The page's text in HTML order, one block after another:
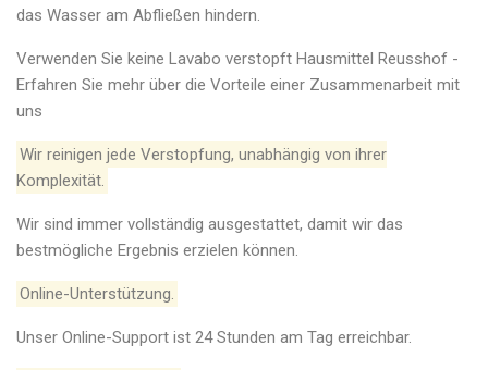
das Wasser am Abfließen hindern.
Verwenden Sie keine Lavabo verstopft Hausmittel Reusshof -
Erfahren Sie mehr über die Vorteile einer Zusammenarbeit mit
uns
Wir reinigen jede Verstopfung, unabhängig von ihrer
Komplexität.
Wir sind immer vollständig ausgestattet, damit wir das
bestmögliche Ergebnis erzielen können.
Online-Unterstützung.
Unser Online-Support ist 24 Stunden am Tag erreichbar.